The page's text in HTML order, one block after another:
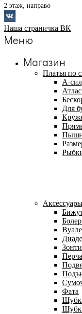
2 этаж, направо
Наша страничка ВК
Меню
Магазин
Платья по
А-
Для
Фата